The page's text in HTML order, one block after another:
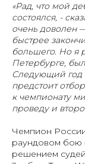
«Рад, что мой
состоялся, -
очень доволен
быстрее
большего. Но я
Петербурге,
Следующий год
предстоит
к чемпионату
проведу и
Чемпион
раундовом бою
решением